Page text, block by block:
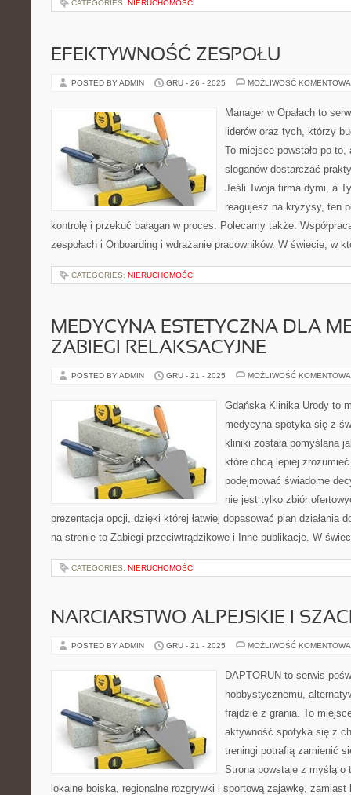
CATEGORIES: NIERUCHOMOŚCI
EFEKTYWNOŚĆ ZESPOŁU
POSTED BY ADMIN GRU - 26 - 2025 MOŻLIWOŚĆ
Manager w Opałach to
liderów oraz tych, którzy
To miejsce powstało po
sloganów dostarczać
Jeśli Twoja firma dymi, a
reagujesz na kryzysy, ten
kontrolę i przekuć bałagan w proces. Polecamy także:
zespołach i Onboarding i wdrażanie pracowników. W świecie, w
CATEGORIES: NIERUCHOMOŚCI
MEDYCYNA ESTETYCZNA DLA
ZABIEGI RELAKSACYJNE
POSTED BY ADMIN GRU - 21 - 2025 MOŻLIWOŚĆ
Gdańska Klinika Urody to
medycyna spotyka się z
kliniki została pomyślana
które chcą lepiej
podejmować świadome
nie jest tylko zbiór
prezentacja opcji, dzięki której łatwiej dopasować plan działania
na stronie to Zabiegi przeciwtrądzikowe i Inne publikacje. W
CATEGORIES: NIERUCHOMOŚCI
NARCIARSTWO ALPEJSKIE I
POSTED BY ADMIN GRU - 21 - 2025 MOŻLIWOŚĆ
DAPTORUN to serwis
hobbystycznemu,
frajdzie z grania. To
aktywność spotyka się z
treningi potrafią zamienić
Strona powstaje z myślą o
lokalne boiska, regionalne rozgrywki i sportową zajawkę, zamiast